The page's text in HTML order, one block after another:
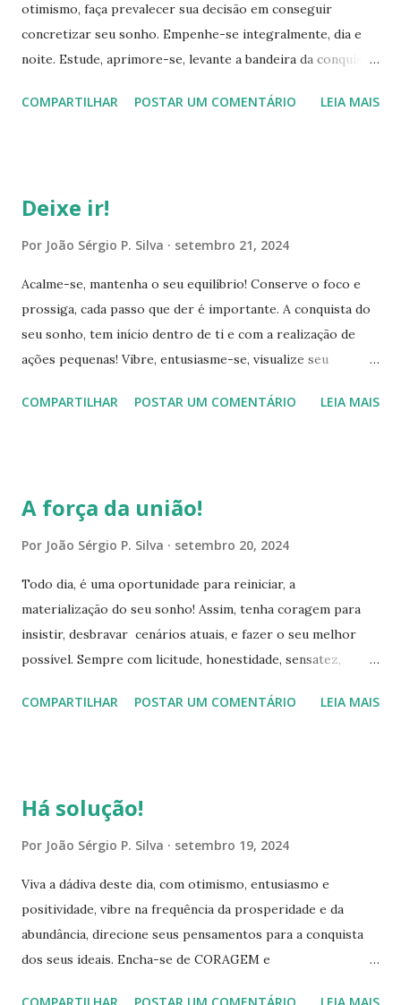
otimismo, faça prevalecer sua decisão em conseguir
concretizar seu sonho. Empenhe-se integralmente, dia e
noite. Estude, aprimore-se, levante a bandeira da conquista.
potencial e no talento que possui, essa sua essência é
autoconfiança e a certeza da vitória. Encare as adversidades
os contratempos que surgirem, com a maior brevidade
possível, desta forma, conserva o cumprimento do
cronograma que estabeleceu. Acredite, tudo está dando
certo! Aplique na superação das adversidades, a sensatez,
humildade, perdão e criatividade. Vibre na...
COMPARTILHAR POSTAR UM COMENTÁRIO LEIA MAIS
Deixe ir!
Por João Sérgio P. Silva setembro 21, 2024
Acalme-se, mantenha o seu equilíbrio! Conserve o foco e
prossiga, cada passo que der é importante. A conquista do
seu sonho, tem início dentro de ti e com a realização de
ações pequenas! Vibre, entusiasme-se, visualize seu
projeto e fale palavras que simbolizem e te incentivem, use
portanto, empenhe-se e faça o impossível para conseguir
plenamente suas capacidades! Elas te qualificam, para
solucionar os obstáculos que encontrar no caminho. Com
tranquilidade, serenidade, criatividade e autoconfiança, está
apto para enfrentar os desafios do mundo! Procure ver a
a outra parte. Você é respons...
COMPARTILHAR POSTAR UM COMENTÁRIO LEIA MAIS
A força da união!
Por João Sérgio P. Silva setembro 20, 2024
Todo dia, é uma oportunidade para reiniciar, a
materialização do seu sonho! Assim, tenha coragem para
insistir, desbravar cenários atuais, e fazer o seu melhor
possível. Sempre com licitude, honestidade, sensatez,
no direcionamento dos seus propósitos, sabe exatamente o
em determinado momento está tranquilo em outro instante
maestria, até que consiga contornar as adversidades. Na
vida, há momentos de calmaria e em seguida, surge uma ou
diversas contrariedades simultaneamente. No entanto, você
possui condições plenas para manter a calma interior e
COMPARTILHAR POSTAR UM COMENTÁRIO LEIA MAIS
Há solução!
Por João Sérgio P. Silva setembro 19, 2024
Viva a dádiva deste dia, com otimismo, entusiasmo e
positividade, vibre na frequência da prosperidade e da
abundância, direcione seus pensamentos para a conquista
dos seus ideais. Encha-se de CORAGEM e